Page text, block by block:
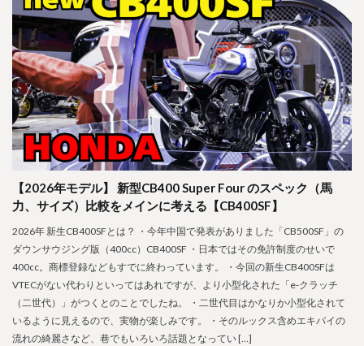
【2026年モデル】 新型CB400 Super Four のスペック（馬
力、サイズ）比較をメインに考える【CB400SF】
2026年 新生CB400SFとは？ ・今年中国で発表がありました「CB500SF」の
ダウンサウジング版（400cc）CB400SF ・日本ではその免許制度のせいで
400cc。商標登録などもすでに終わっています。 ・今回の新生CB400SFは
VTECがない代わりといってはあれですが、より小型化された「e-クラッチ
（二世代）」がつくとのことでしたね。 ・二世代目はかなりか小型化されて
いるように見えるので、実物が楽しみです。 ・そのルックス含めエキパイの
流れの綺麗さなど、巷でもいろいろ話題となってい […]